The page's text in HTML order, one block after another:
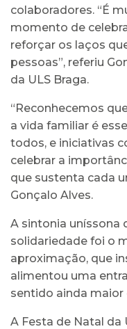
colaboradores. “É
momento de
reforçar os laços
pessoas”, referiu
da ULS Braga.
“Reconhecemos
a vida familiar é
todos, e iniciativas
celebrar a
que sustenta cada
Gonçalo Alves.
A sintonia uníssona
solidariedade foi o
aproximação, que
alimentou uma
sentido ainda
A Festa de Natal da